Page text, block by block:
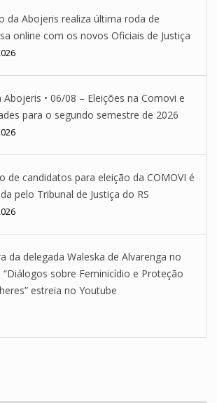
da Abojeris realiza última roda de
online com os novos Oficiais de Justiça
Abojeris • 06/08 – Eleições na Comovi e
para o segundo semestre de 2026
de candidatos para eleição da COMOVI é
pelo Tribunal de Justiça do RS
da delegada Waleska de Alvarenga no
sobre Feminicídio e Proteção
estreia no Youtube